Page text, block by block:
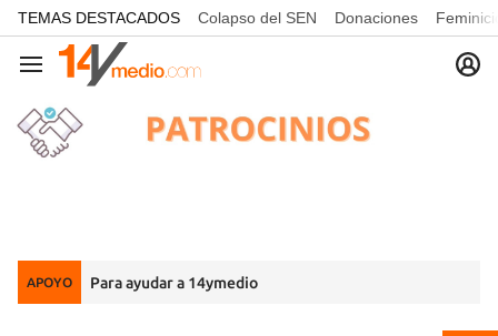
common.go-to-content
TEMAS DESTACADOS Colapso del SEN Donaciones
Navegación
APOYO Para ayudar a 14ymedio